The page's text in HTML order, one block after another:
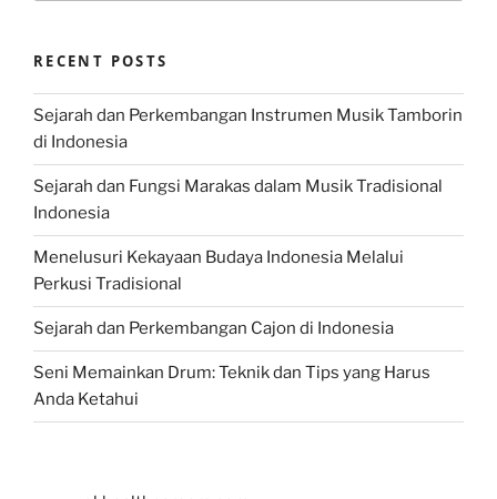
RECENT POSTS
Sejarah dan Perkembangan Instrumen Musik Tamborin
di Indonesia
Sejarah dan Fungsi Marakas dalam Musik Tradisional
Indonesia
Menelusuri Kekayaan Budaya Indonesia Melalui
Perkusi Tradisional
Sejarah dan Perkembangan Cajon di Indonesia
Seni Memainkan Drum: Teknik dan Tips yang Harus
Anda Ketahui